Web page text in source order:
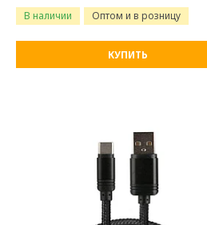
В наличии Оптом и в розницу
КУПИТЬ